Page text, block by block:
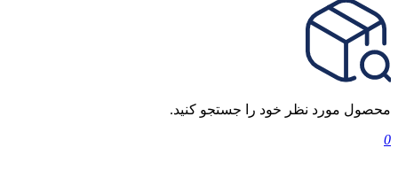
محصول مورد نظر خود را جستجو کنید.
0